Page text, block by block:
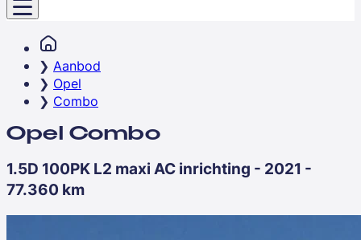
Aanbod
Opel
Combo
Opel Combo
1.5D 100PK L2 maxi AC inrichting - 2021 -
77.360 km